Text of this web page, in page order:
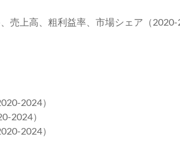
売上高、粗利益率、市場シェア（2020-
2024）
2024）
2024）